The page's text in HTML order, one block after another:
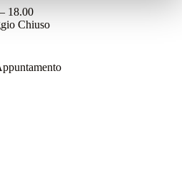
18.00
Chiuso